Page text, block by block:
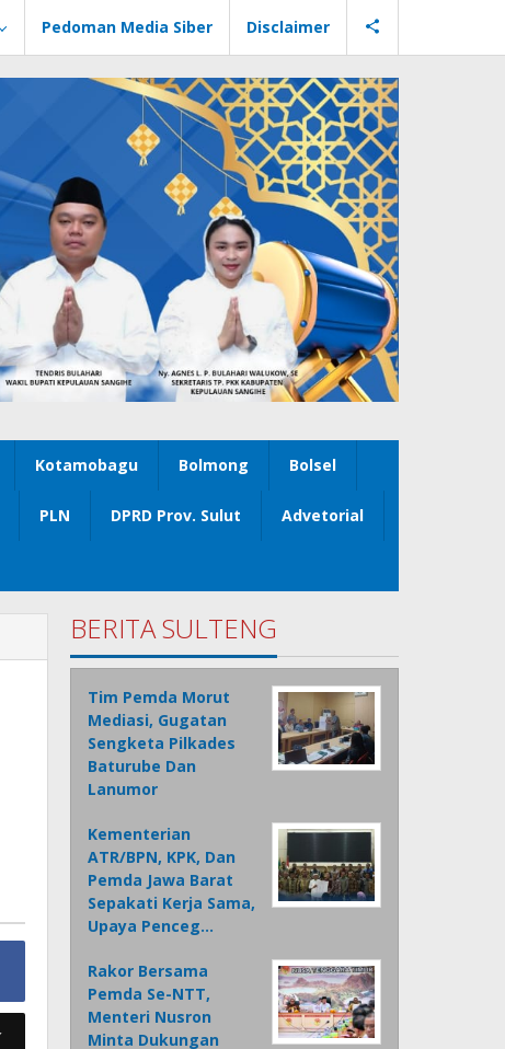
Pedoman Media Siber Disclaimer
Kotamobagu Bolmong Bolsel
PLN DPRD Prov. Sulut Advetorial
BERITA SULTENG
Tim Pemda Morut
Mediasi, Gugatan
Sengketa Pilkades
Baturube Dan
Lanumor
Kementerian
ATR/BPN, KPK, Dan
Pemda Jawa Barat
Sepakati Kerja Sama,
Upaya Penceg…
Rakor Bersama
Pemda Se-NTT,
Menteri Nusron
Minta Dukungan